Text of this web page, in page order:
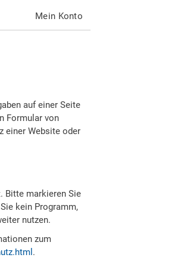
Mein Konto
auf einer Seite
Formular von
einer Website oder
Bitte markieren Sie
kein Programm,
nutzen.
zum
.